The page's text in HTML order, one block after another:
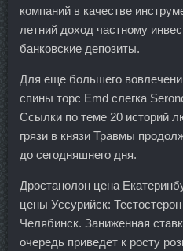
компаний в качестве
летний доход частному
банковские депозиты.
Для еще большего
спины торс Emd слегка
Ссылки по теме 20 историй
грязи в князи Травмы
до сегодняшнего дня.
Дростанолон цена
цены Уссурийск:
Челябинск. Заниженная
очередь приведет к росту